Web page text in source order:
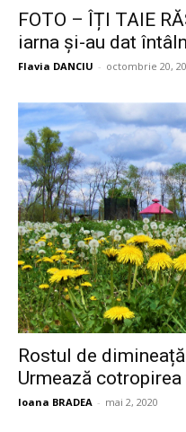
FOTO – ÎȚI TAIE
iarna și-au dat
Flavia DANCIU - octombrie 20,
Rostul de
Urmează
Ioana BRADEA - mai 2, 2020